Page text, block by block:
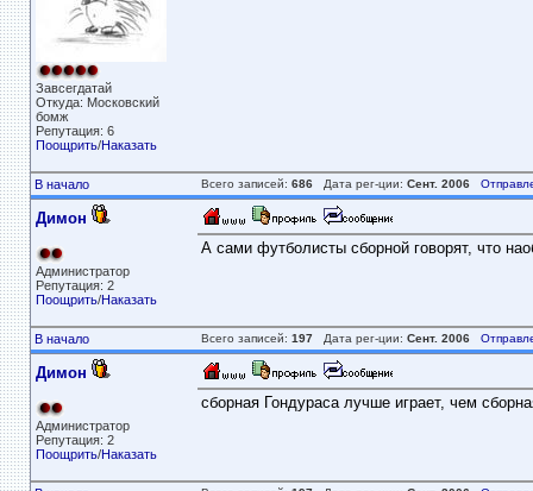
Завсегдатай
Откуда: Московский
бомж
Репутация: 6
Поощрить/Наказать
В начало Всего записей: 686Дата рег-ции: Сент. 2006
Димон
Администратор
Репутация: 2
Поощрить/Наказать
А сами футболисты сборной говорят, что
В начало Всего записей: 197Дата рег-ции: Сент. 2006
Димон
Администратор
Репутация: 2
Поощрить/Наказать
сборная Гондураса лучше играет, чем